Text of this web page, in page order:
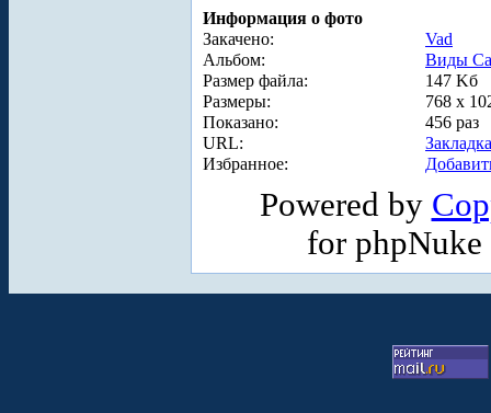
Информация о фото
Закачено:
Vad
Альбом:
Виды
Размер файла:
147 Kб
Размеры:
768 x
Показано:
456 раз
URL:
Избранное:
Powered by
for